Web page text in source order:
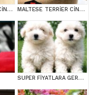
MALTESE TERRİER CİNSİ YAVRULAR MALTESE TERRİER CİNSİ YAVRULAR
SUPER FİYATLARA GERÇEK MALTESE YAVRULAR